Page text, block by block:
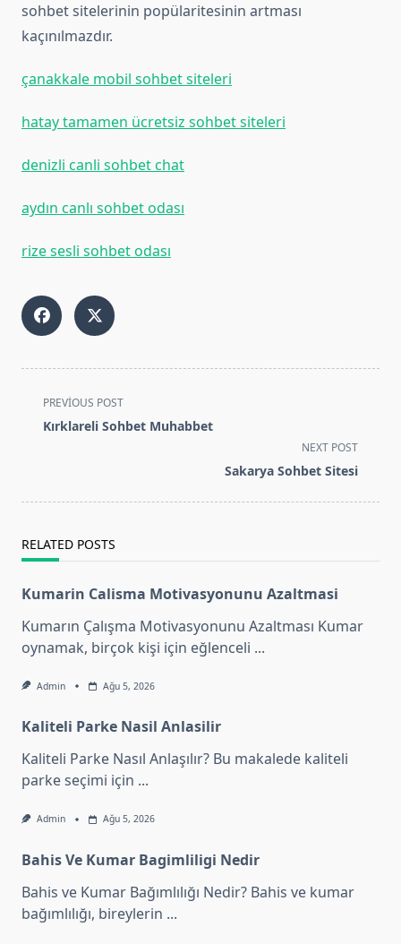
sohbet sitelerinin popülaritesinin artması
kaçınılmazdır.
çanakkale mobil sohbet siteleri
hatay tamamen ücretsiz sohbet siteleri
denizli canli sohbet chat
aydın canlı sohbet odası
rize sesli sohbet odası
<span
class="nav-
text">Page</span>
PREVIOUS POST
Kırklareli Sohbet Muhabbet
NEXT POST
Sakarya Sohbet Sitesi
RELATED POSTS
Kumarin Calisma Motivasyonunu Azaltmasi
Kumarın Çalışma Motivasyonunu Azaltması Kumar
oynamak, birçok kişi için eğlenceli ...
Admin Ağu 5, 2026
Kaliteli Parke Nasil Anlasilir
Kaliteli Parke Nasıl Anlaşılır? Bu makalede kaliteli
parke seçimi için ...
Admin Ağu 5, 2026
Bahis Ve Kumar Bagimliligi Nedir
Bahis ve Kumar Bağımlılığı Nedir? Bahis ve kumar
bağımlılığı, bireylerin ...